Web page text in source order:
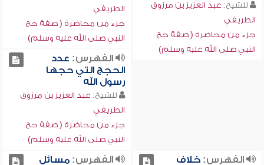
للشيخ: عبد العزيز بن مرزوق
الطريفي
جزء من محاضرة ( صفة حج
النبي صلى الله عليه وسلم)
الطريفي
جزء من محاضرة ( صفة حج
النبي صلى الله عليه وسلم)
الفهرس: عدد
الحجج التي حجها
رسول الله
للشيخ: عبد العزيز بن مرزوق
الطريفي
جزء من محاضرة ( صفة حج
النبي صلى الله عليه وسلم)
الفهرس:خلاف الفهرس:مسائل